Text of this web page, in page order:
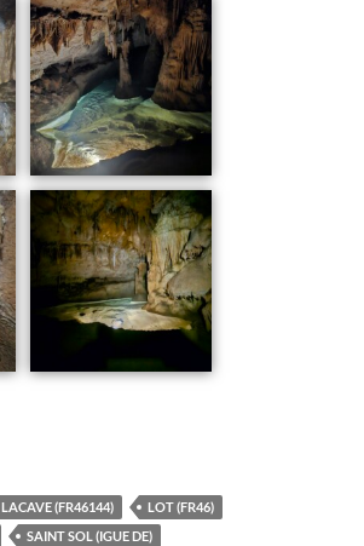
LACAVE (FR46144)
LOT (FR46)
SAINT SOL (IGUE DE)